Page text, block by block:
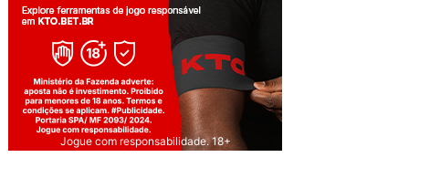
Jogue com responsabilidade. 18+